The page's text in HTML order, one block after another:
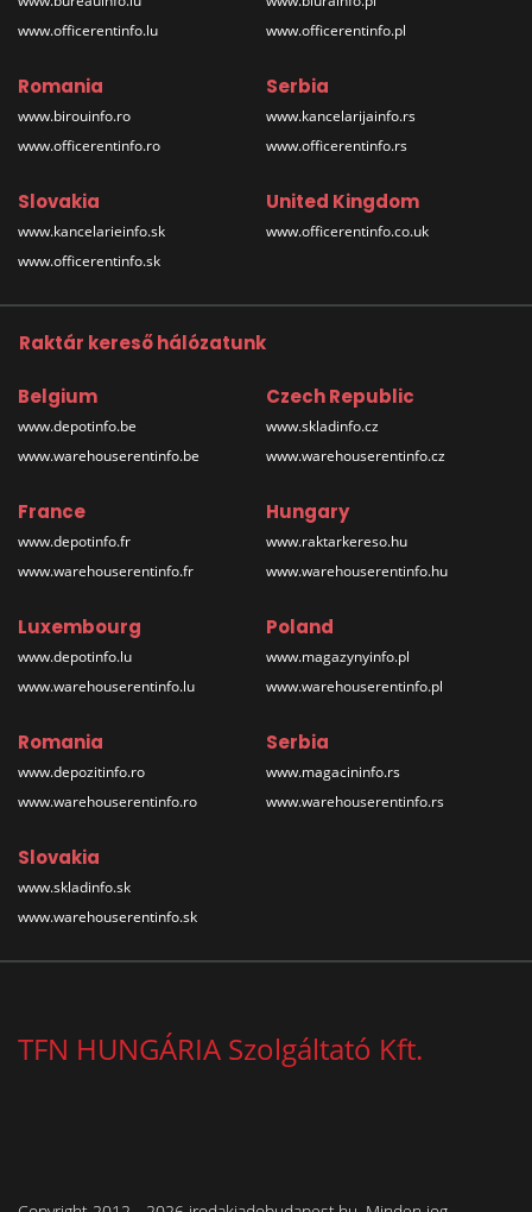
www.officerentinfo.lu
www.officerentinfo.pl
Romania
www.birouinfo.ro
www.officerentinfo.ro
Serbia
www.kancelarijainfo.rs
www.officerentinfo.rs
Slovakia
www.kancelarieinfo.sk
www.officerentinfo.sk
United Kingdom
www.officerentinfo.co.uk
Raktár kereső hálózatunk
Belgium
www.depotinfo.be
www.warehouserentinfo.be
Czech Republic
www.skladinfo.cz
www.warehouserentinfo.cz
France
www.depotinfo.fr
www.warehouserentinfo.fr
Hungary
www.raktarkereso.hu
www.warehouserentinfo.hu
Luxembourg
www.depotinfo.lu
www.warehouserentinfo.lu
Poland
www.magazynyinfo.pl
www.warehouserentinfo.pl
Romania
www.depozitinfo.ro
www.warehouserentinfo.ro
Serbia
www.magacininfo.rs
www.warehouserentinfo.rs
Slovakia
www.skladinfo.sk
www.warehouserentinfo.sk
TFN HUNGÁRIA Szolgáltató Kft.